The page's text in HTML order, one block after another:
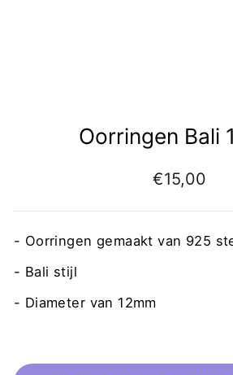
Oorringen Bali
€15,00
- Oorringen gemaakt van 925
- Bali stijl
- Diameter van 12mm